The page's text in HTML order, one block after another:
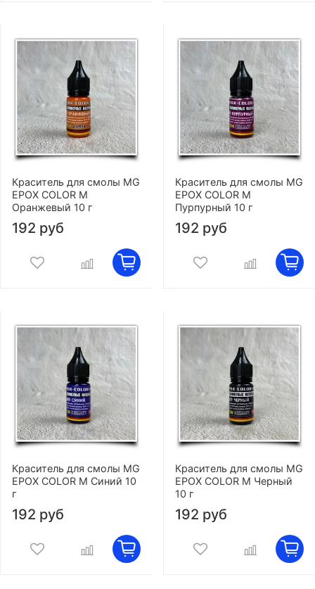
Краситель для смолы MG
EPOX COLOR M
Оранжевый 10 г
192 руб
Краситель для смолы MG
EPOX COLOR M
Пурпурный 10 г
192 руб
Краситель для смолы MG
EPOX COLOR M Синий 10
г
192 руб
Краситель для смолы MG
EPOX COLOR M Черный
10 г
192 руб